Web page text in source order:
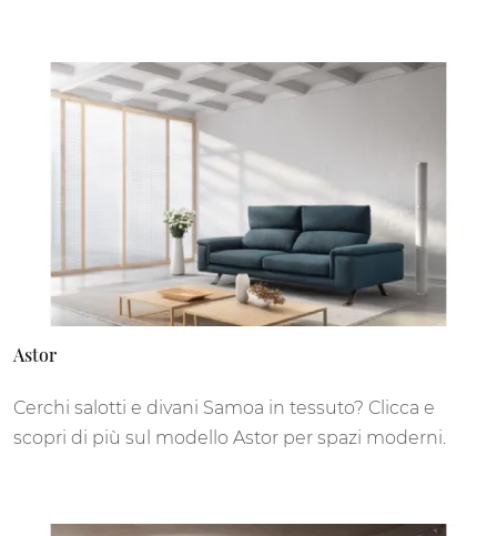
Astor
Cerchi salotti e divani Samoa in tessuto? Clicca e
scopri di più sul modello Astor per spazi moderni.